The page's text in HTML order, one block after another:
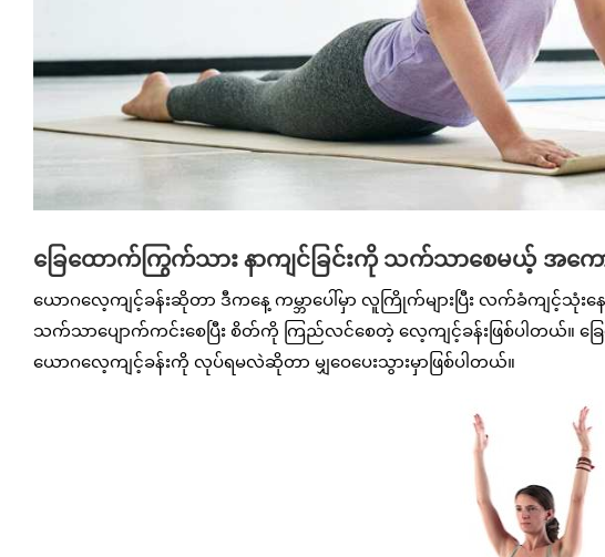
ခြေထောက်ကြွက်သား နာကျင်ခြင်းကို သက်သာစေမယ့် အကော
ယောဂလေ့ကျင့်ခန်းဆိုတာ ဒီကနေ့ ကမ္ဘာပေါ်မှာ လူကြိုက်များပြီး လက်ခံကျင့်သုံ
သက်သာပျောက်ကင်းစေပြီး စိတ်ကို ကြည်လင်စေတဲ့ လေ့ကျင့်ခန်းဖြစ်ပါတ
ယောဂလေ့ကျင့်ခန်းကို လုပ်ရမလဲဆိုတာ မျှဝေပေးသွားမှာဖြစ်ပါတယ်။